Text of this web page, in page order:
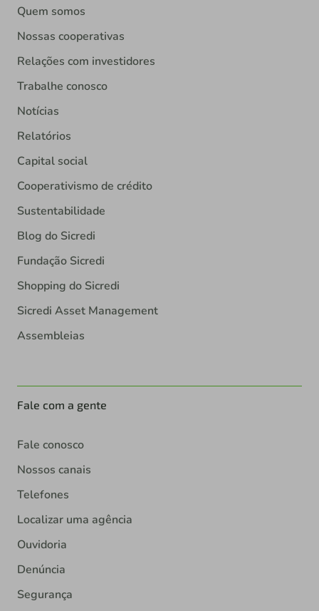
Quem somos
Nossas cooperativas
Relações com investidores
Trabalhe conosco
Notícias
Relatórios
Capital social
Cooperativismo de crédito
Sustentabilidade
Blog do Sicredi
Fundação Sicredi
Shopping do Sicredi
Sicredi Asset Management
Assembleias
Fale com a gente
Fale conosco
Nossos canais
Telefones
Localizar uma agência
Ouvidoria
Denúncia
Segurança